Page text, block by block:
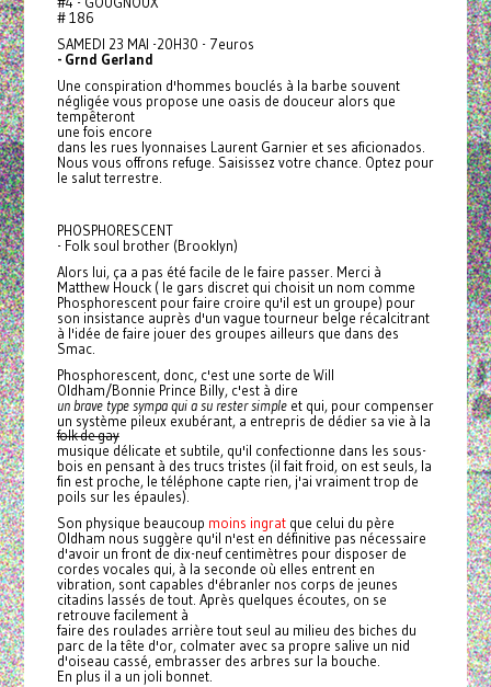
# 186
SAMEDI 23 MAI -20H30 - 7euros
- Grnd Gerland
Une conspiration d'hommes bouclés à la barbe souvent
négligée vous propose une oasis de douceur alors que
tempêteront
une fois encore
dans les rues lyonnaises Laurent Garnier et ses aficionados.
Nous vous offrons refuge. Saisissez votre chance. Optez pour
le salut terrestre.
PHOSPHORESCENT
- Folk soul brother (Brooklyn)
Alors lui, ça a pas été facile de le faire passer. Merci à
Matthew Houck ( le gars discret qui choisit un nom comme
Phosphorescent pour faire croire qu'il est un groupe) pour
son insistance auprès d'un vague tourneur belge récalcitrant
à l'idée de faire jouer des groupes ailleurs que dans des
Smac.
Phosphorescent, donc, c'est une sorte de Will
Oldham/Bonnie Prince Billy, c'est à dire
un brave type sympa qui a su rester simpleet qui, pour compenser
un système pileux exubérant, a entrepris de dédier sa vie à la
folk de gay
musique délicate et subtile, qu'il confectionne dans les sous-
bois en pensant à des trucs tristes (il fait froid, on est seuls, la
fin est proche, le téléphone capte rien, j'ai vraiment trop de
poils sur les épaules).
Son physique beaucoup moins ingratque celui du père
Oldham nous suggère qu'il n'est en définitive pas nécessaire
d'avoir un front de dix-neuf centimètres pour disposer de
cordes vocales qui, à la seconde où elles entrent en
vibration, sont capables d'ébranler nos corps de jeunes
citadins lassés de tout. Après quelques écoutes, on se
retrouve facilement à
faire des roulades arrière tout seul au milieu des biches du
parc de la tête d'or, colmater avec sa propre salive un nid
d'oiseau cassé, embrasser des arbres sur la bouche.
En plus il a un joli bonnet.